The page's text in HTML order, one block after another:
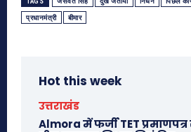
प्रधानमंत्री बीमार
Hot this week
उत्तराखंड
Almora में फर्जी TET